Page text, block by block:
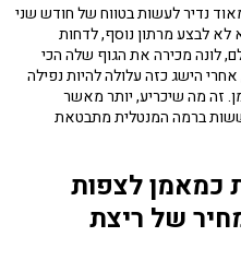
נדיר לעשות בטווח של חודש שני
לא לבצע מרתון נוסף, לדחות
לונה מכירה את הגוף שלה הכי
הישג כזה עלולה להיות נפילה
זה מה שיכריע, יותר מאשר
ברמה המנטלית מתבטאת
כמאמן לצפות
של ריצת